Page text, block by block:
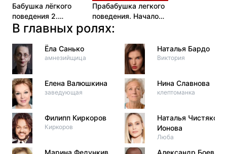
Бабушка лёгкого
поведения 2.
Престарелые
Прабабушка легкого
поведения. Начало
(2021)
В главных ролях:
Ёла Санько
амнезийщица
Елена Валюшкина
заведующая
Филипп Киркоров
Киркоров
Марина Федункив
Наталья Бардо
Виктория
Нина Славнова
клептоманка
Наталья
Ионова
Люба
Александр Боев